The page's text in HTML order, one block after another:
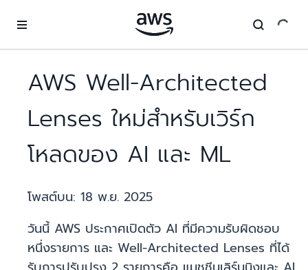
AWS Well-Architected
Lenses ใหม่สำหรับเวิร์ก
โหลดของ AI และ ML
โพสต์บน: 18 พ.ย. 2025
วันนี้ AWS ประกาศเปิดตัว AI ที่มีความรับผิดชอบ
หนึ่งรายการ และ Well-Architected Lenses ที่ได้